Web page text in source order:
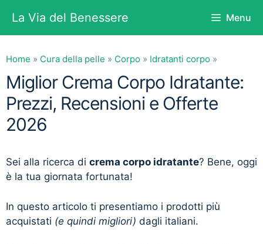
contenuto
La Via del Benessere Menu
Home » Cura della pelle » Corpo » Idratanti corpo »
Miglior Crema Corpo Idratante:
Prezzi, Recensioni e Offerte
2026
Sei alla ricerca di crema corpo idratante? Bene, oggi
è la tua giornata fortunata!
In questo articolo ti presentiamo i prodotti più
acquistati (e quindi migliori) dagli italiani.